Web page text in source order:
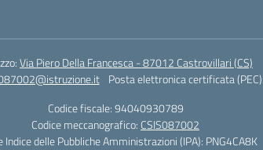
Via Piero Della Francesca - 87012 Castrovillari (CS)
Posta elettronica certificata (PEC):
Codice fiscale: 94040930789
Codice meccanografico: CSIS087002
Indice delle Pubbliche Amministrazioni (IPA): PNG4CA8K